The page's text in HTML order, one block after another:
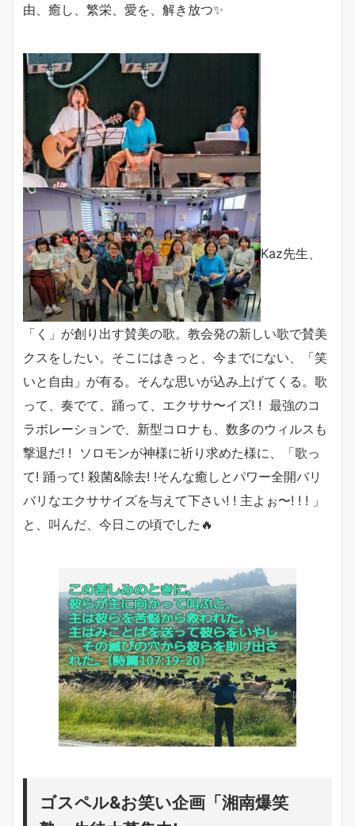
由、癒し、繁栄、愛を、解き放つ✨
Kaz先生、
「く」が創り出す賛美の歌。教会発の新しい歌で賛美
クスをしたい。そこにはきっと、今までにない、「笑
いと自由」が有る。そんな思いが込み上げてくる。歌
って、奏でて、踊って、エクササ〜イズ! ! 最強のコ
ラボレーションで、新型コロナも、数多のウィルスも
撃退だ! ! ソロモンが神様に祈り求めた様に、「歌っ
て! 踊って! 殺菌&除去! !そんな癒しとパワー全開バリ
バリなエクササイズを与えて下さい! ! 主よぉ〜! ! ! 」
と、叫んだ、今日この頃でした🔥
ゴスペル&お笑い企画「湘南爆笑